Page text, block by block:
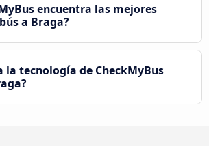
encuentra las mejores
a Braga?
la tecnología de CheckMyBus